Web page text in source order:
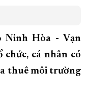
ĐIỆN
TỈNH KHÁNH HÒA
Ninh Hòa - Vạn
cá nhân có
thuê môi trường